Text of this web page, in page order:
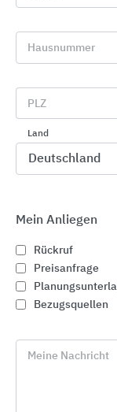
ACO Haustechnik
Hausnummer
PLZ
Land
Mein Anliegen
Rückruf
Preisanfrage
Bezugsquellen
Meine Nachricht